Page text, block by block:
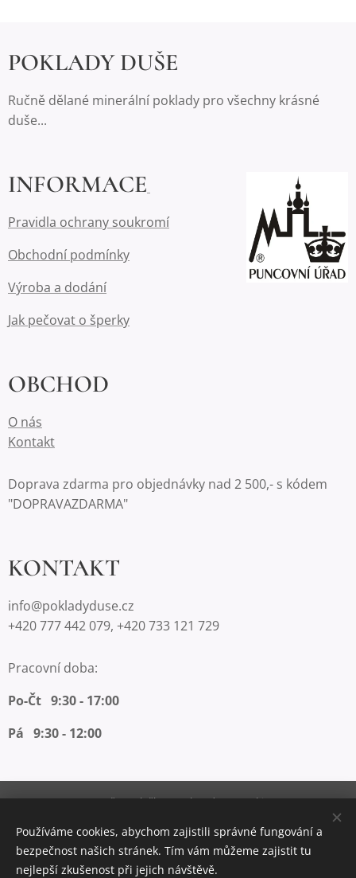
POKLADY DUŠE
Ručně dělané minerální poklady pro všechny krásné
duše...
INFORMACE
Pravidla ochrany soukromí
Obchodní podmínky
Výroba a dodání
Jak pečovat o šperky
OBCHOD
O nás
Kontakt
Doprava zdarma pro objednávky nad 2 500,- s kódem
"DOPRAVAZDARMA"
KONTAKT
info@pokladyduse.cz
+420 777 442 079, +420 733 121 729
Pracovní doba:
Po-Čt 9:30 - 17:00
Pá 9:30 - 12:00
Vytvořeno službouWebnode Cookies
Měna
CZK Kč
EUR €
Používáme cookies, abychom zajistili správné fungování a
bezpečnost našich stránek. Tím vám můžeme zajistit tu
nejlepší zkušenost při jejich návštěvě.